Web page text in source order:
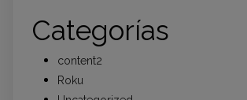
Categorías
content2
Roku